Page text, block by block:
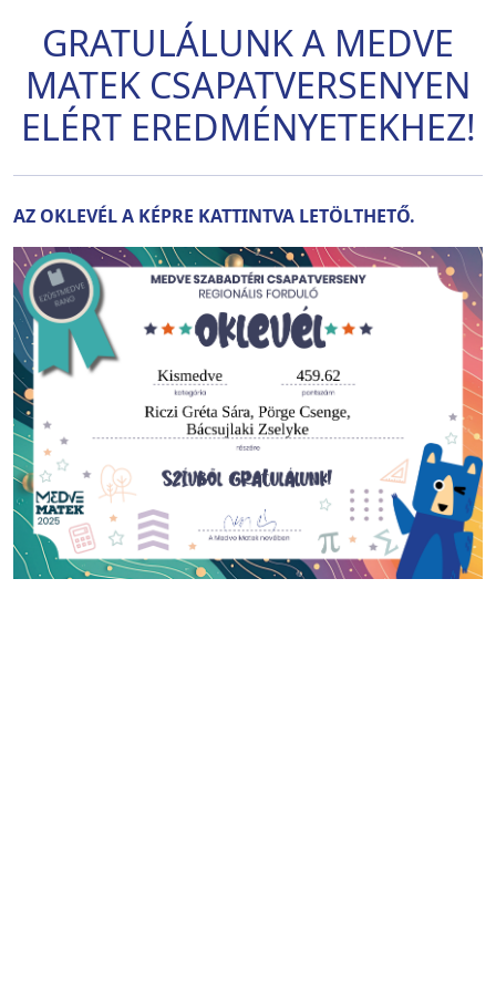
GRATULÁLUNK A MEDVE
MATEK CSAPATVERSENYEN
ELÉRT EREDMÉNYETEKHEZ!
AZ OKLEVÉL A KÉPRE KATTINTVA LETÖLTHETŐ.